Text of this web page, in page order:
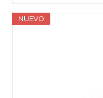
NUEVO